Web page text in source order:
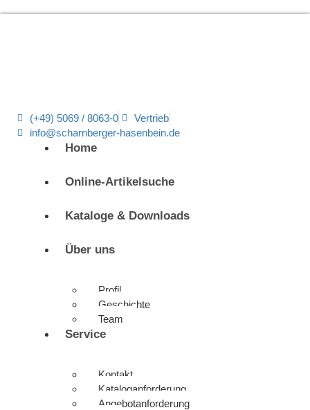
(+49) 5069 / 8063-0
Vertrieb
info@scharnberger-hasenbein.de
Home
Online-Artikelsuche
Kataloge & Downloads
Über uns
Profil
Geschichte
Team
Service
Kontakt
Kataloganforderung
Angebotanforderung